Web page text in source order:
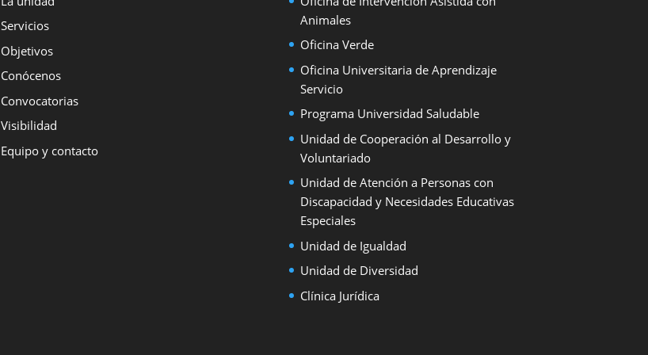
Servicios
Objetivos
Conócenos
Convocatorias
Visibilidad
Equipo y contacto
Animales
Oficina Verde
Oficina Universitaria de Aprendizaje
Servicio
Programa Universidad Saludable
Unidad de Cooperación al Desarrollo y
Voluntariado
Unidad de Atención a Personas con
Discapacidad y Necesidades Educativas
Especiales
Unidad de Igualdad
Unidad de Diversidad
Clínica Jurídica